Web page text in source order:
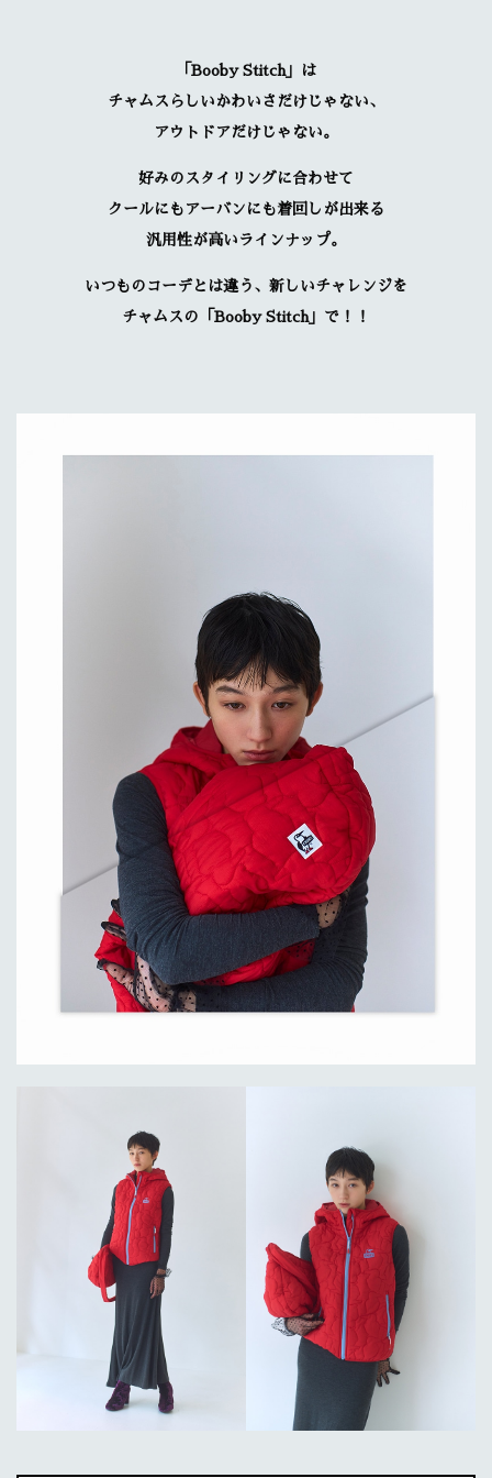
「Booby Stitch」は
チャムスらしいかわいさだけじゃない、
アウトドアだけじゃない。
好みのスタイリングに合わせて
クールにもアーバンにも着回しが出来る
汎用性が高いラインナップ。
いつものコーデとは違う、新しいチャレンジを
チャムスの「Booby Stitch」で！！